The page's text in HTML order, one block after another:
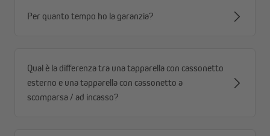
Per la sigillatura tra il telaio della finestra e il profilo della
tapparella consigliamo una guarnizione a spazzola autoadesiva
con lunghezza delle setole di 5 mm o 10 mm.
Per quanto tempo ho la garanzia?
Qual è la differenza tra una tapparella con cassonetto
esterno e una tapparella con cassonetto a
scomparsa / ad incasso?